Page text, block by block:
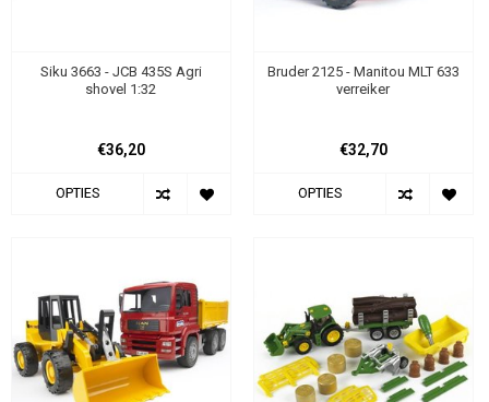
Siku 3663 - JCB 435S Agri
shovel 1:32
€36,20
OPTIES
Bruder 2125 - Manitou MLT 633
verreiker
€32,70
OPTIES